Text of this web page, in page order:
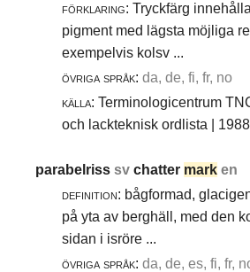
förklaring: Tryckfärg
pigment med lägsta möjliga
exempelvis kolsv ...
övriga språk: da, de, fi, fr, no
källa: Terminologicentrum
och lackteknisk ordlista | 1988
parabelrisssvchatter mark en
definition: bågformad,
på yta av berghäll, med den
sidan i isröre ...
övriga språk: da, de, es, fi, fr,